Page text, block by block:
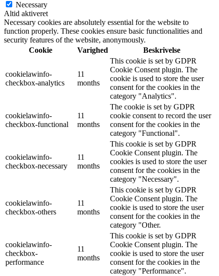
Necessary
Altid aktiveret
Necessary cookies are absolutely essential for the website to
function properly. These cookies ensure basic functionalities and
security features of the website, anonymously.
Cookie
Varighed Beskrivelse
cookielawinfo-
checkbox-analytics
11
months
This cookie is set by GDPR
Cookie Consent plugin. The
cookie is used to store the user
consent for the cookies in the
category "Analytics".
cookielawinfo-
checkbox-functional
11
months
The cookie is set by GDPR
cookie consent to record the user
consent for the cookies in the
category "Functional".
cookielawinfo-
checkbox-necessary
11
months
This cookie is set by GDPR
Cookie Consent plugin. The
cookies is used to store the user
consent for the cookies in the
category "Necessary".
cookielawinfo-
checkbox-others
11
months
This cookie is set by GDPR
Cookie Consent plugin. The
cookie is used to store the user
consent for the cookies in the
category "Other.
cookielawinfo-
checkbox-
performance
11
months
This cookie is set by GDPR
Cookie Consent plugin. The
cookie is used to store the user
consent for the cookies in the
category "Performance".